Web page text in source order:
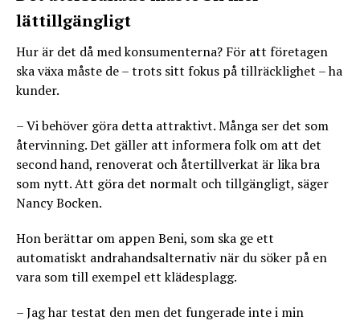
lättillgängligt
Hur är det då med konsumenterna? För att företagen
ska växa måste de – trots sitt fokus på tillräcklighet – ha
kunder.
– Vi behöver göra detta attraktivt. Många ser det som
återvinning. Det gäller att informera folk om att det
second hand, renoverat och återtillverkat är lika bra
som nytt. Att göra det normalt och tillgängligt, säger
Nancy Bocken.
Hon berättar om appen Beni, som ska ge ett
automatiskt andrahandsalternativ när du söker på en
vara som till exempel ett klädesplagg.
– Jag har testat den men det fungerade inte i min